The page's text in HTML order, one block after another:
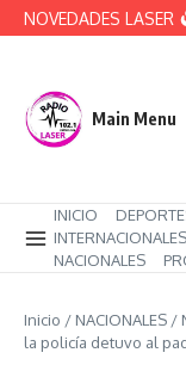
Saltar al contenido
NOVEDADES LASER
Río
Main Menu
INICIO
INTERNACIONALES
NACIONALES
Inicio / NACIONALES /
la policía detuvo al